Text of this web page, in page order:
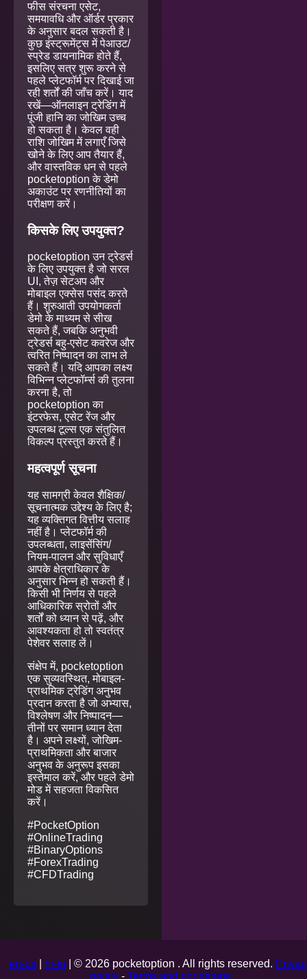
फीस संरचना एसेट,
समयावधि और ऑर्डर प्रकार
के अनुसार बदल सकती है।
कुछ इंस्ट्रूमेंट्स में पेआउट/
स्प्रेड डायनामिक होते हैं,
इसलिए सत्र शुरू करने से
पहले प्लेटफॉर्म पर दिखाई जा
रही शर्तों की जाँच करें। याद
रखें—ऑनलाइन ट्रेडिंग में
पूंजी हानि का जोखिम उच्च
हो सकता है। केवल वही
राशि जोखिम में लगाएँ जिसे
खोने के लिए आप तैयार हैं,
और वास्तविक धन से पहले
pocketoption के डेमो
अकाउंट पर रणनीतियों का
परीक्षण करें।
किसके लिए उपयुक्त?
pocketoption उन ट्रेडर्स
के लिए उपयुक्त है जो सरल
UI, तेज़ सेटअप और
मोबाइल एक्सेस पसंद करते
हैं। शुरुआती उपयोगकर्ता
डेमो के माध्यम से सीख
सकते हैं, जबकि अनुभवी
ट्रेडर्स बहु-एसेट कवरेज और
त्वरित निष्पादन का लाभ ले
सकते हैं। यदि आपका लक्ष्य
विभिन्न प्लेटफॉर्म्स की तुलना
करना है, तो
pocketoption का
इंटरफेस, एसेट रेंज और
उपलब्ध टूल्स एक संतुलित
विकल्प प्रस्तुत करते हैं।
महत्वपूर्ण सूचना
यह सामग्री केवल शैक्षिक/
सूचनात्मक उद्देश्य के लिए है;
यह व्यक्तिगत वित्तीय सलाह
नहीं है। प्लेटफॉर्म की
उपलब्धता, लाइसेंसिंग/
नियम-पालन और सुविधाएँ
आपके क्षेत्राधिकार के
अनुसार भिन्न हो सकती हैं।
किसी भी निर्णय से पहले
आधिकारिक स्रोतों और
शर्तों को ध्यान से पढ़ें, और
आवश्यकता हो तो स्वतंत्र
पेशेवर सलाह लें।
संक्षेप में, pocketoption
एक सुव्यवस्थित, मोबाइल-
प्राथमिक ट्रेडिंग अनुभव
प्रदान करता है जो अभ्यास,
विश्लेषण और निष्पादन—
तीनों पर समान ध्यान देता
है। अपने लक्ष्यों, जोखिम-
प्राथमिकता और बाजार
अनुभव के अनुरूप इसका
इस्तेमाल करें, और पहले डेमो
मोड में सहजता विकसित
करें।
#PocketOption
#OnlineTrading
#BinaryOptions
#ForexTrading
#CFDTrading
en-us hi-in | © 2026 pocketoption . All rights reserved.
policy - Terms and conditions